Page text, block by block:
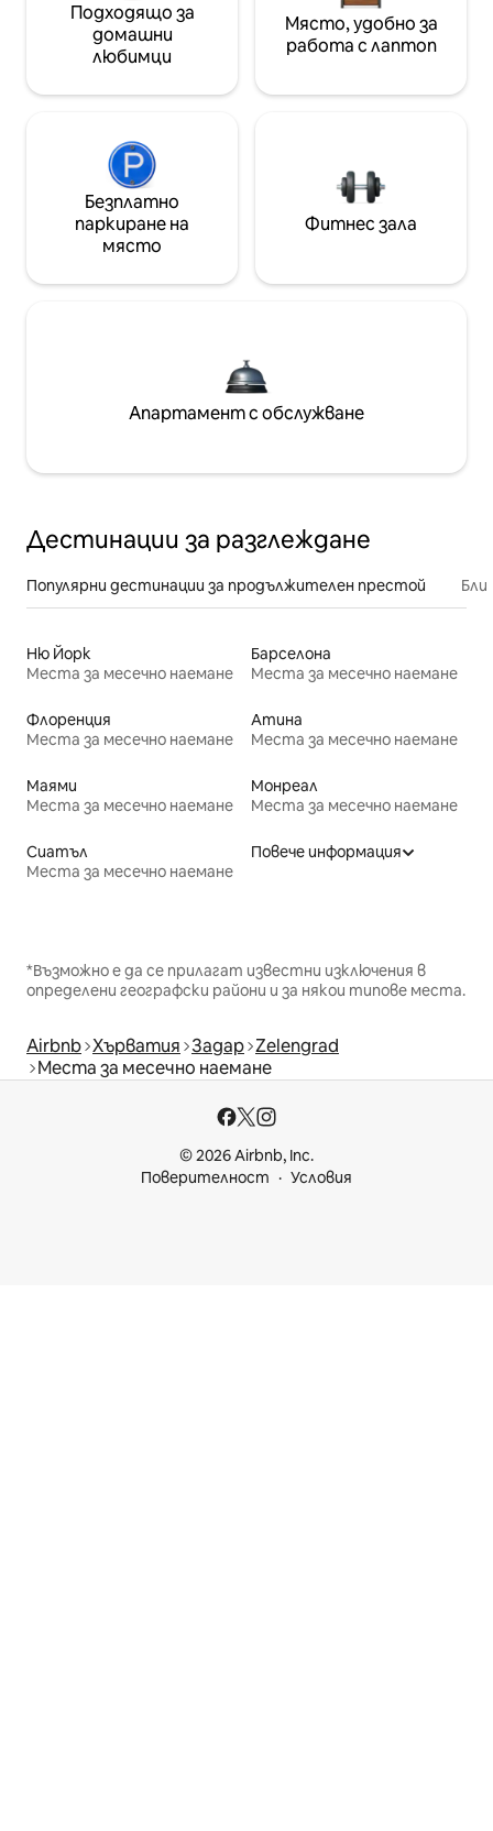
Подходящо за
домашни
любимци
Място, удобно за
работа с лаптоп
Безплатно
паркиране на
място
Фитнес зала
Апартамент с обслужване
Дестинации за разглеждане
Популярни дестинации за продължителен престой
Ню Йорк
Места за месечно наемане
Барселона
Места за месечно наемане
Флоренция
Места за месечно наемане
Атина
Места за месечно наемане
Маями
Места за месечно наемане
Монреал
Места за месечно наемане
Сиатъл
Места за месечно наемане
Повече информация
*Възможно е да се прилагат известни изключения в
определени географски райони и за някои типове места.
Airbnb Хърватия Задар Zelengrad
Места за месечно наемане
© 2026 Airbnb, Inc.
Поверителност
Условия